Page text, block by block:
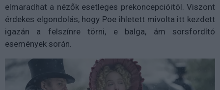
elmaradhat a nézők esetleges prekoncepcióitól. Viszont
érdekes elgondolás, hogy Poe ihletett mivolta itt kezdett
igazán a felszínre törni, e balga, ám sorsfordító
események során.